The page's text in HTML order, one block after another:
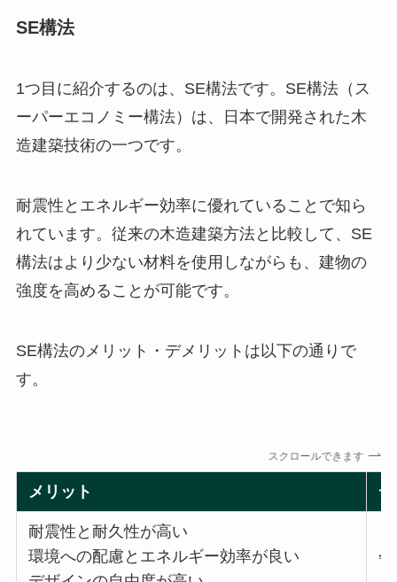
SE構法
1つ目に紹介するのは、SE構法です。SE構法（ス
ーパーエコノミー構法）は、日本で開発された木
造建築技術の一つです。
耐震性とエネルギー効率に優れていることで知ら
れています。従来の木造建築方法と比較して、SE
構法はより少ない材料を使用しながらも、建物の
強度を高めることが可能です。
SE構法のメリット・デメリットは以下の通りで
す。
スクロールできます
メリット
耐震性と耐久性が高い
環境への配慮とエネルギー効率が良い